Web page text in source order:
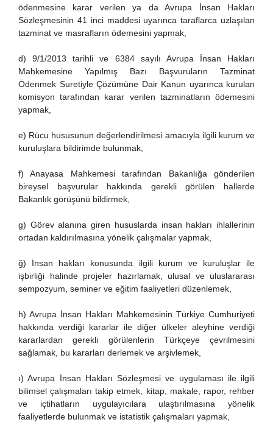
ödenmesine karar verilen ya da Avrupa İnsan Hakları
Sözleşmesinin 41 inci maddesi uyarınca taraflarca uzlaşılan
tazminat ve masrafların ödemesini yapmak,
d) 9/1/2013 tarihli ve 6384 sayılı Avrupa İnsan Hakları
Mahkemesine Yapılmış Bazı Başvuruların Tazminat
Ödenmek Suretiyle Çözümüne Dair Kanun uyarınca kurulan
komisyon tarafından karar verilen tazminatların ödemesini
yapmak,
e) Rücu hususunun değerlendirilmesi amacıyla ilgili kurum ve
kuruluşlara bildirimde bulunmak,
f) Anayasa Mahkemesi tarafından Bakanlığa gönderilen
bireysel başvurular hakkında gerekli görülen hallerde
Bakanlık görüşünü bildirmek,
g) Görev alanına giren hususlarda insan hakları ihlallerinin
ortadan kaldırılmasına yönelik çalışmalar yapmak,
ğ) İnsan hakları konusunda ilgili kurum ve kuruluşlar ile
işbirliği halinde projeler hazırlamak, ulusal ve uluslararası
sempozyum, seminer ve eğitim faaliyetleri düzenlemek,
h) Avrupa İnsan Hakları Mahkemesinin Türkiye Cumhuriyeti
hakkında verdiği kararlar ile diğer ülkeler aleyhine verdiği
kararlardan gerekli görülenlerin Türkçeye çevrilmesini
sağlamak, bu kararları derlemek ve arşivlemek,
ı) Avrupa İnsan Hakları Sözleşmesi ve uygulaması ile ilgili
bilimsel çalışmaları takip etmek, kitap, makale, rapor, rehber
ve içtihatların uygulayıcılara ulaştırılmasına yönelik
faaliyetlerde bulunmak ve istatistik çalışmaları yapmak,